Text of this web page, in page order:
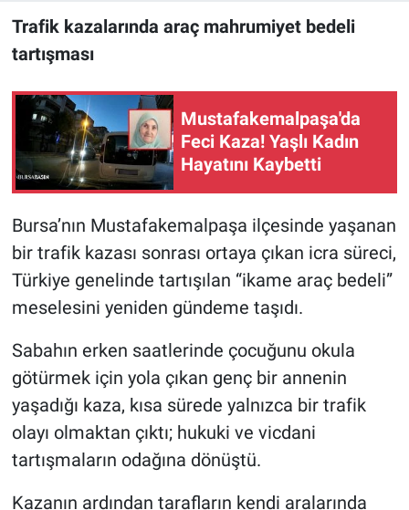
Trafik kazalarında araç mahrumiyet bedeli
tartışması
Mustafakemalpaşa'da
Feci Kaza! Yaşlı Kadın
Hayatını Kaybetti
Bursa’nın Mustafakemalpaşa ilçesinde yaşanan
bir trafik kazası sonrası ortaya çıkan icra süreci,
Türkiye genelinde tartışılan “ikame araç bedeli”
meselesini yeniden gündeme taşıdı.
Sabahın erken saatlerinde çocuğunu okula
götürmek için yola çıkan genç bir annenin
yaşadığı kaza, kısa sürede yalnızca bir trafik
olayı olmaktan çıktı; hukuki ve vicdani
tartışmaların odağına dönüştü.
Kazanın ardından tarafların kendi aralarında
Magazin
Siyaset
Yaşam
Spor
Nöbetçi Eczaneler